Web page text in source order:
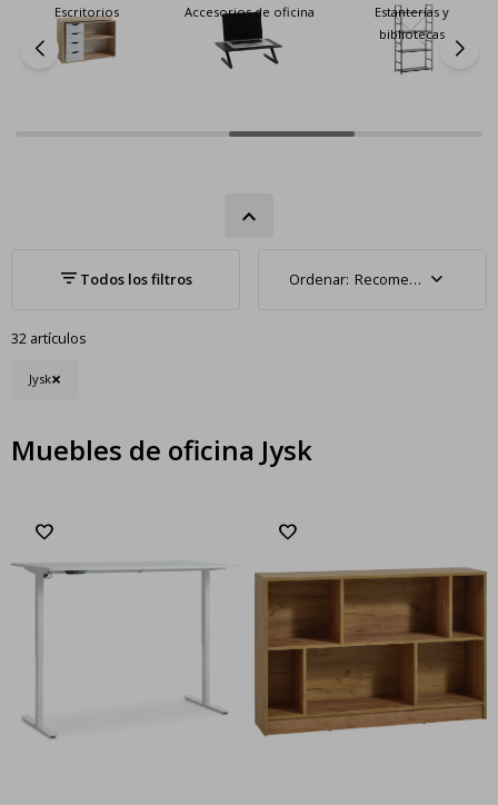
Escritorios Accesorios de oficina
Estanterías y
bibliotecas
Recomendados
32 artículos
Jysk
Muebles de oficina Jysk